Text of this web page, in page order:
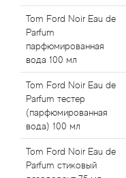
Tom Ford Noir Eau de
Parfum
парфюмированная
вода 100 мл
Tom Ford Noir Eau de
Parfum тестер
(парфюмированная
вода) 100 мл
Tom Ford Noir Eau de
Parfum стиковый
Alfred Dunhill
Alyson Oldoini
Alyssa Ashley
American Crew
Amouage